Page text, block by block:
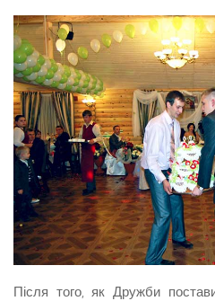
Після того, як Дружби